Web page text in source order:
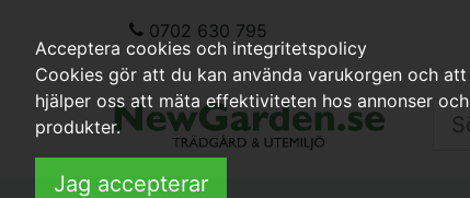
0702 630 795
Acceptera cookies och integritetspolicy
Cookies gör att du kan använda varukorgen och
hjälper oss att mäta effektiviteten hos annonser
produkter.
Jag accepterar